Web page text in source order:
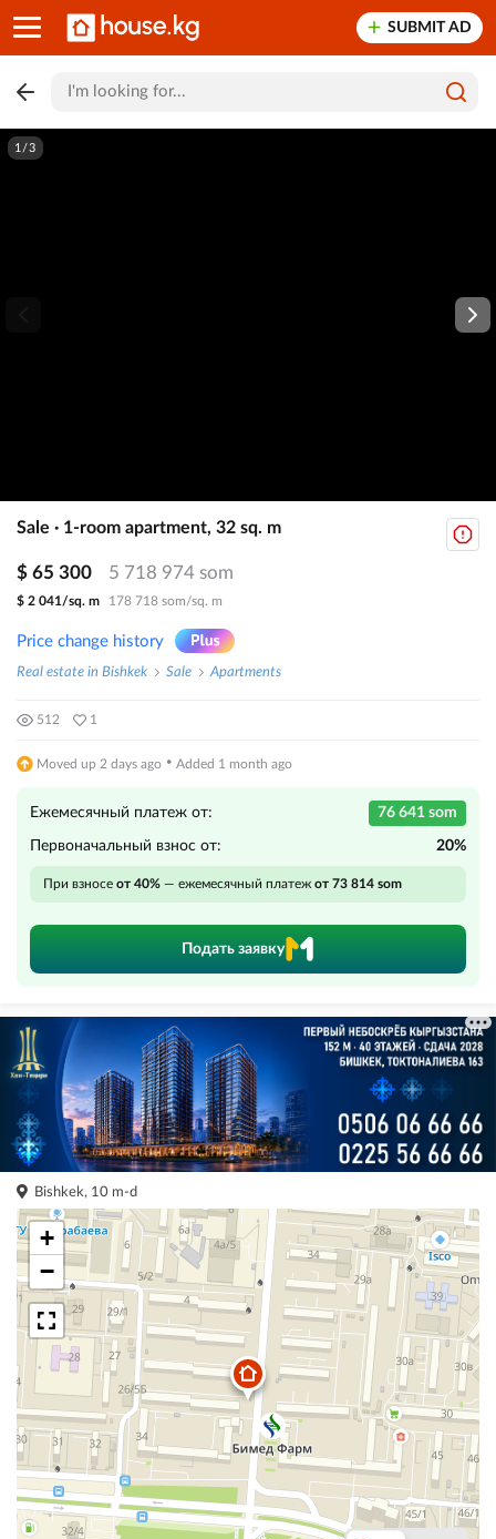
SUBMIT AD
1/3
Sale · 1-room apartment, 32 sq. m
$ 65 300 5 718 974 som
$ 2 041/sq. m 178 718 som/sq. m
Price change history
Real estate in Bishkek Sale Apartments
512 1
Moved up 2 days ago · Added 1 month ago
Ежемесячный платеж от: 76 641 som
Первоначальный взнос от: 20%
При взносе от 40% — ежемесячный платеж от 73 814 som
Подать заявку
Bishkek, 10 m-d
+
−